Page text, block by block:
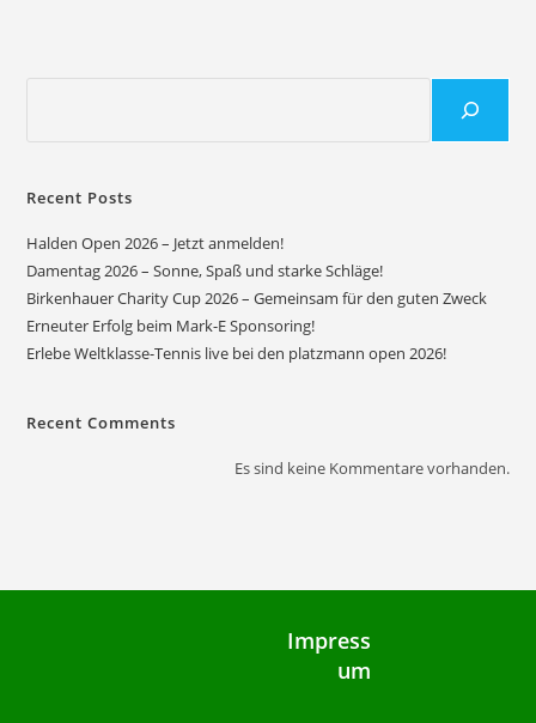
Recent Posts
Halden Open 2026 – Jetzt anmelden!
Damentag 2026 – Sonne, Spaß und starke Schläge!
Birkenhauer Charity Cup 2026 – Gemeinsam für den guten Zweck
Erneuter Erfolg beim Mark-E Sponsoring!
Erlebe Weltklasse-Tennis live bei den platzmann open 2026!
Recent Comments
Es sind keine Kommentare vorhanden.
Impress
um